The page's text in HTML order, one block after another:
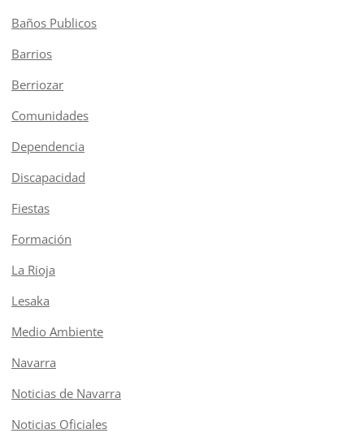
Baños Publicos
Barrios
Berriozar
Comunidades
Dependencia
Discapacidad
Fiestas
Formación
La Rioja
Lesaka
Medio Ambiente
Navarra
Noticias de Navarra
Noticias Oficiales